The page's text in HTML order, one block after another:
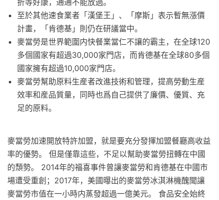
至於其他速食業者「漢堡王」、「摩斯」表示暫無漲價
計畫，「肯德基」則仍在研議當中。
麥當勞是世界範圍内快餐業當仁不讓的霸主，在全球120
多個國家有超過30,000家門店，而肯德基在全球80多個
國家擁有超過10,000家門店。
麥當勞幫助原料生産者改進技術和管理，提高勞動生産
效率和産品質量，同時也爲自己提供了廉價、優質、充
足的原料。
麥當勞加速開放特許加盟，就是要充分發揮加盟餐廳高收益
率的優勢。 但是僅靠這些，不足以幫助麥當勞扭轉在中國
的頹勢。 2014年的福喜事件曾讓麥當勞和肯德基在中國市
場遭受重創；2017年，美國曝出的麥當勞冰淇淋機醜聞讓
麥當勞市值在一小時内蒸發超過一億美元。 食品安全始終